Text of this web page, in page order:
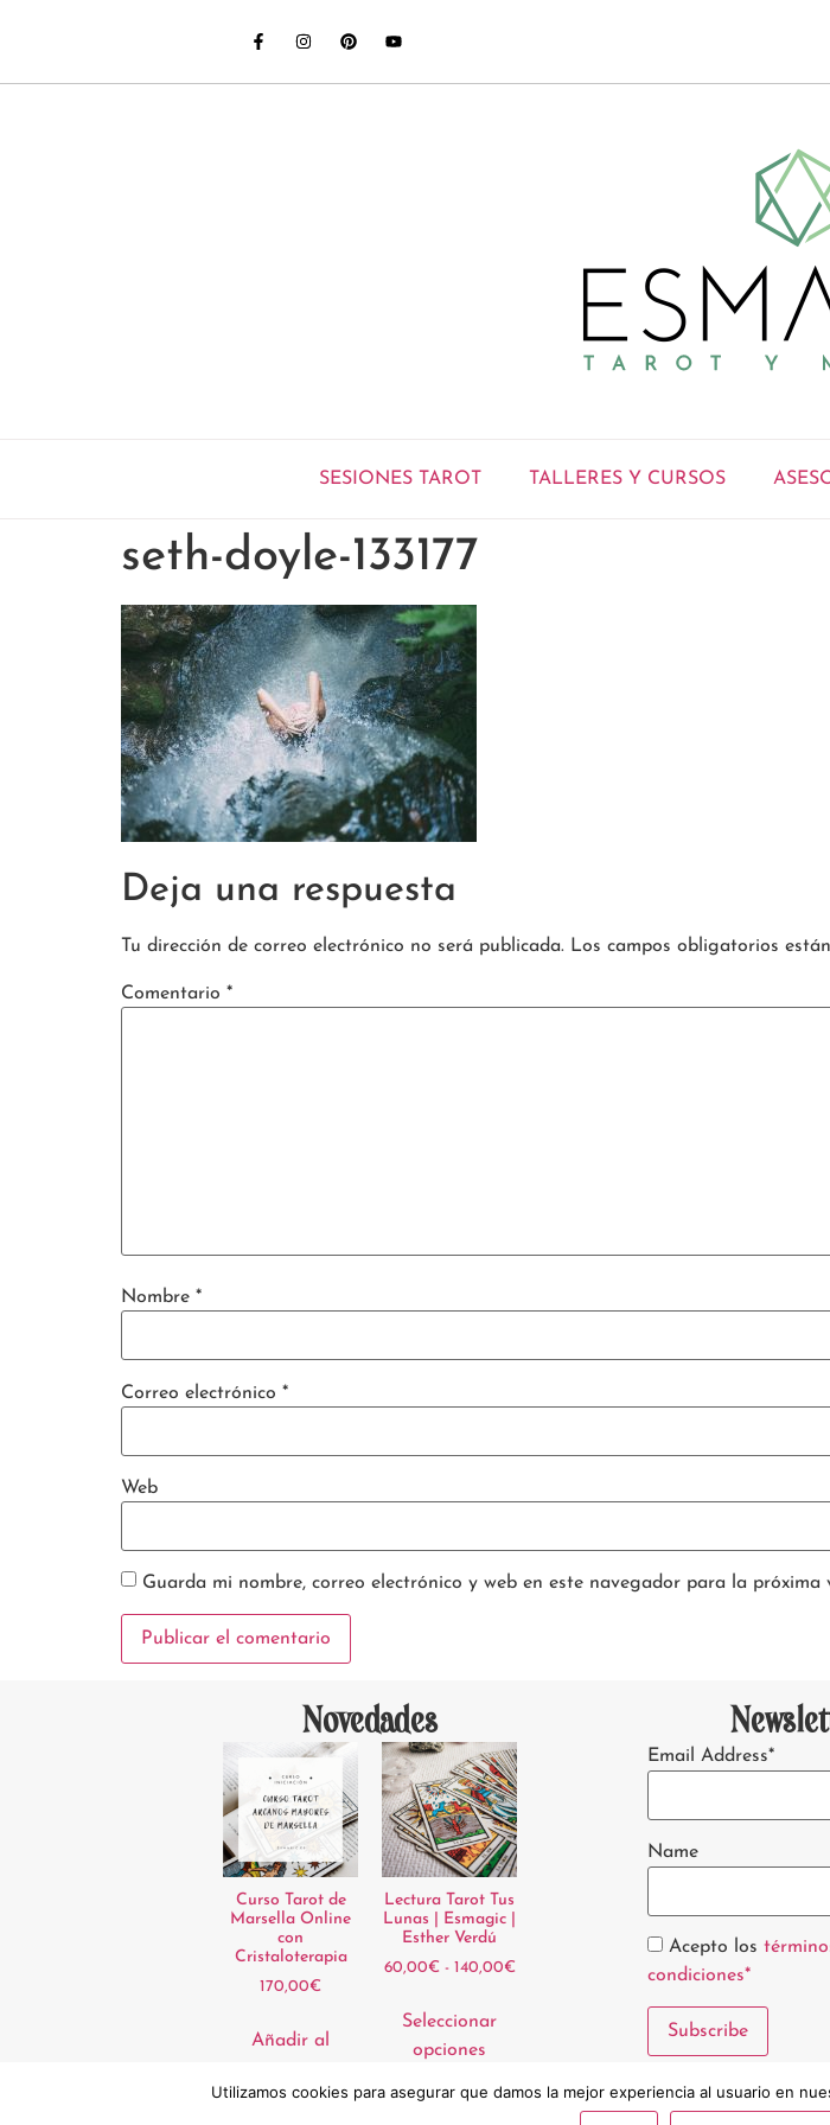
SESIONES TAROT TALLERES Y CURSOS
seth-doyle-133177
Deja una respuesta
Tu dirección de correo electrónico no será publicada. Los campos obligatorios
Comentario *
Nombre *
Correo electrónico *
Web
Guarda mi nombre, correo electrónico y web en este navegador para la próxima
Novedades
Curso Tarot de
Marsella Online
con
Cristaloterapia
170,00€
Añadir al
Lectura Tarot Tus
Lunas | Esmagic |
Esther Verdú
60,00€ - 140,00€
Seleccionar
opciones
Email Address*
Name
Acepto los
condiciones*
Utilizamos cookies para asegurar que damos la mejor experiencia al usuario en